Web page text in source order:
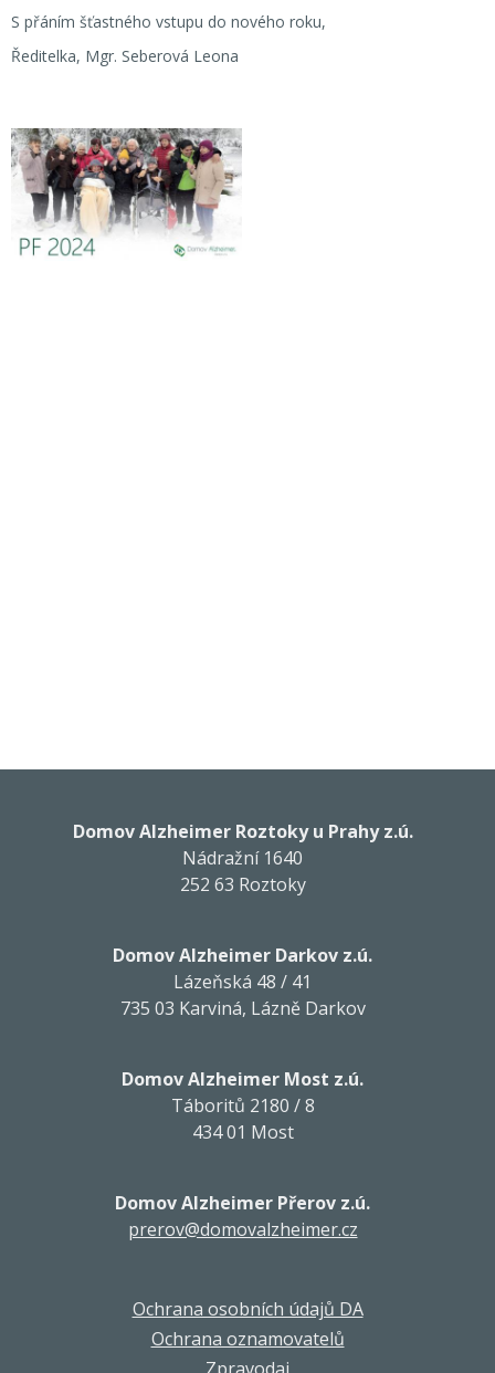
S přáním šťastného vstupu do nového roku,
Ředitelka, Mgr. Seberová Leona
Domov Alzheimer Roztoky u Prahy z.ú.
Nádražní 1640
252 63 Roztoky
Domov Alzheimer Darkov z.ú.
Lázeňská 48 / 41
735 03 Karviná, Lázně Darkov
Domov Alzheimer Most z.ú.
Táboritů 2180 / 8
434 01 Most
Domov Alzheimer Přerov z.ú.
prerov@domovalzheimer.cz
Ochrana osobních údajů DA
Ochrana oznamovatelů